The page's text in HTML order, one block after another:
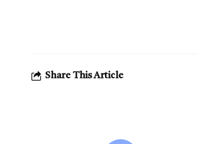
Share This Article